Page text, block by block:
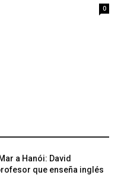
0
a Hanói: David
que enseña inglés